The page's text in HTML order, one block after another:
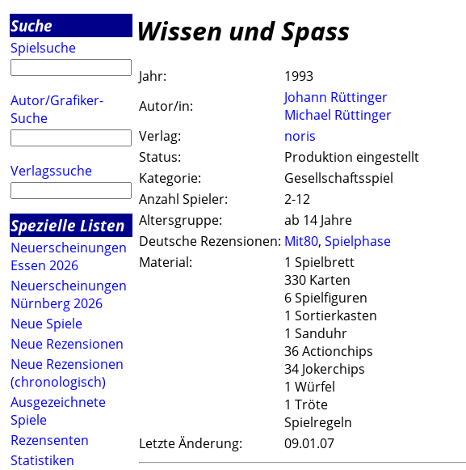
Suche
Spielsuche
Autor/Grafiker-
Suche
Verlagssuche
Spezielle Listen
Neuerscheinungen
Essen 2026
Neuerscheinungen
Nürnberg 2026
Neue Spiele
Neue Rezensionen
Neue Rezensionen
(chronologisch)
Ausgezeichnete
Spiele
Rezensenten
Statistiken
Wissen und Spass
Jahr:
1993
Autor/in:
Johann Rüttinger
Michael Rüttinger
Verlag:
noris
Status:
Produktion eingestellt
Kategorie:
Gesellschaftsspiel
Anzahl Spieler:
2-12
Altersgruppe:
ab 14 Jahre
Deutsche Rezensionen: Mit80, Spielphase
Material:
1 Spielbrett
330 Karten
6 Spielfiguren
1 Sortierkasten
1 Sanduhr
36 Actionchips
34 Jokerchips
1 Würfel
1 Tröte
Spielregeln
Letzte Änderung:
09.01.07